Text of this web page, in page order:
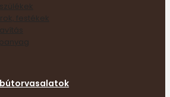
festékek